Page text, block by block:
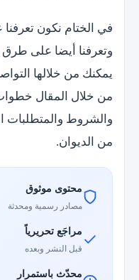
في الختام نكون
وتعرفنا أيضا على طرق
يمكنك من خلالها
من خلال المقال
والشروط والمتطلبات
من الديوان.
محتوى موثوق
مصادر رسمية ومحدثة
مراجَع تحريرياً
قبل النشر وبعده
محدّث باستمرار